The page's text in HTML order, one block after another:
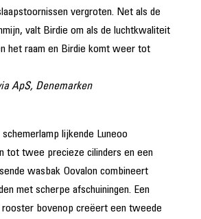
vergroten. Net als de
valt Birdie om als de luchtkwaliteit
het raam en Birdie komt weer tot
ApS, Denemarken
lijkende Luneoo
tot twee precieze cilinders en een
wasbak Oovalon combineert
met scherpe afschuiningen. Een
rooster bovenop creëert een tweede